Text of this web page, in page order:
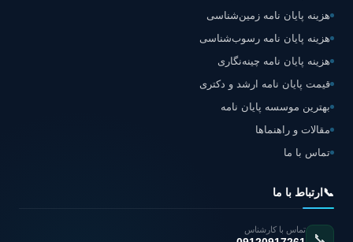
هزینه پایان نامه زمین‌شناسی
هزینه پایان نامه رسوب‌شناسی
هزینه پایان نامه چینه‌نگاری
قیمت پایان نامه ارشد و دکتری
بهترین موسسه پایان نامه
مقالات و راهنماها
تماس با ما
📞 ارتباط با ما
📞
تماس با کارشناس